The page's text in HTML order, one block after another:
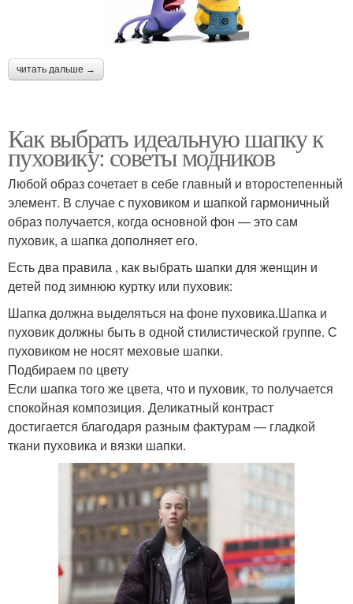
читать дальше →
Как выбрать идеальную шапку к
пуховику: советы модников
Любой образ сочетает в себе главный и второстепенный
элемент. В случае с пуховиком и шапкой гармоничный
образ получается, когда основной фон — это сам
пуховик, а шапка дополняет его.
Есть два правила , как выбрать шапки для женщин и
детей под зимнюю куртку или пуховик:
Шапка должна выделяться на фоне пуховика.Шапка и
пуховик должны быть в одной стилистической группе. С
пуховиком не носят меховые шапки.
Подбираем по цвету
Если шапка того же цвета, что и пуховик, то получается
спокойная композиция. Деликатный контраст
достигается благодаря разным фактурам — гладкой
ткани пуховика и вязки шапки.